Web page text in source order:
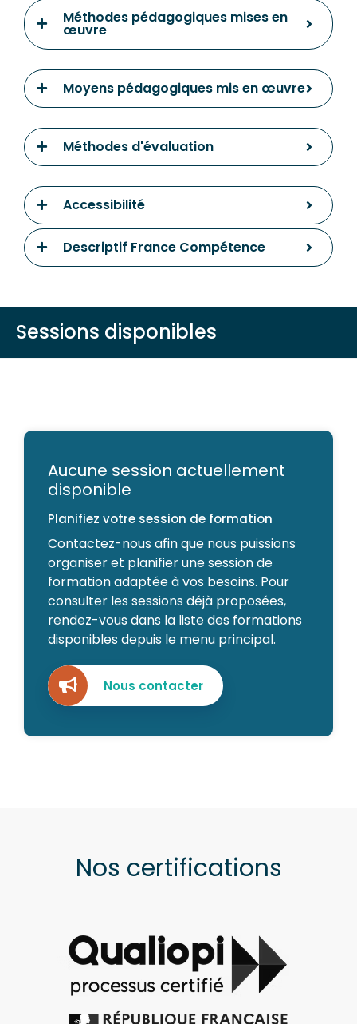
Méthodes pédagogiques mises en
œuvre
Moyens pédagogiques mis en œuvre
Méthodes d'évaluation
Accessibilité
Descriptif France Compétence
Sessions disponibles
Aucune session actuellement
disponible
Planifiez votre session de formation
Contactez-nous afin que nous puissions
organiser et planifier une session de
formation adaptée à vos besoins. Pour
consulter les sessions déjà proposées,
rendez-vous dans la liste des formations
disponibles depuis le menu principal.
Nous contacter
Nos certifications